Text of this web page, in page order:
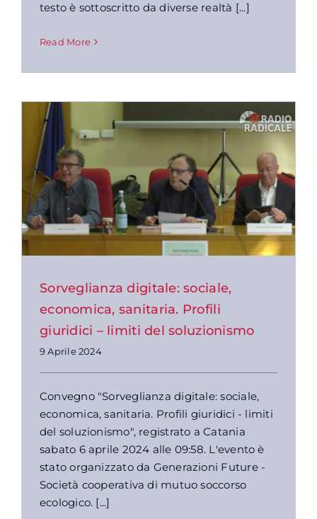
testo è sottoscritto da diverse realtà [...]
Read More
Sorveglianza digitale: sociale,
economica, sanitaria. Profili
giuridici – limiti del soluzionismo
9 Aprile 2024
Convegno "Sorveglianza digitale: sociale,
economica, sanitaria. Profili giuridici - limiti
del soluzionismo", registrato a Catania
sabato 6 aprile 2024 alle 09:58. L'evento è
stato organizzato da Generazioni Future -
Società cooperativa di mutuo soccorso
ecologico. [...]